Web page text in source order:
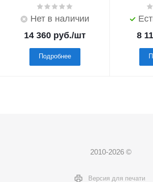
Нет в наличии
14 360 руб./шт
Подробнее
8
2010-2026 ©
Версия для печати